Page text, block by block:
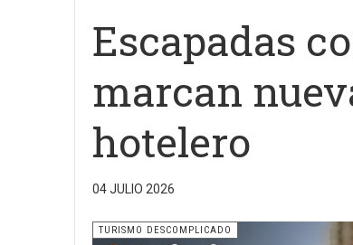
Escapadas
marcan
hotelero
04 JULIO 2026
TURISMO DESCOMPLICADO